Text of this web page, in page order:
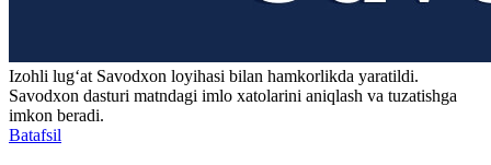
Izohli lugʻat Savodxon loyihasi bilan hamkorlikda yaratildi.
Savodxon dasturi matndagi imlo xatolarini aniqlash va tuzatishga
imkon beradi.
Batafsil